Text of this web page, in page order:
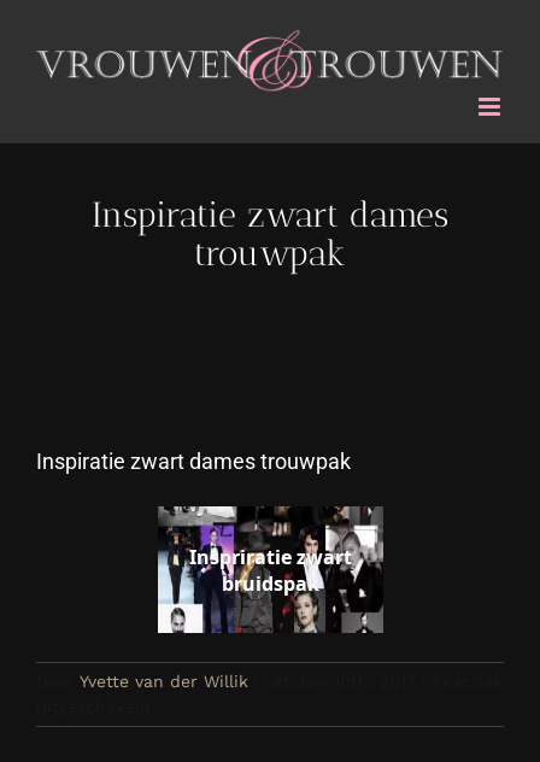
naar
inhoud
Inspiratie zwart dames
trouwpak
Inspiratie zwart dames trouwpak
Inspriratie zwart
bruidspak
Yvette van der Willik
Inspiratie